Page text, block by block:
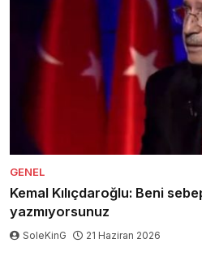
GENEL
Kemal Kılıçdaroğlu: Beni
yazmıyorsunuz
SoleKinG 21 Haziran 2026